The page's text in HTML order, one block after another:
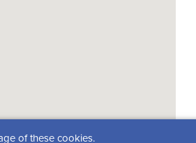
of these cookies.